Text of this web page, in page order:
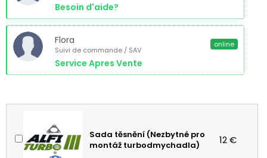
Besoin d'aide?
Flora
Suivi de commande / SAV
Service Apres Vente
online
Sada těsnění (Nezbytné pro
montáž turbodmychadla)
12 €